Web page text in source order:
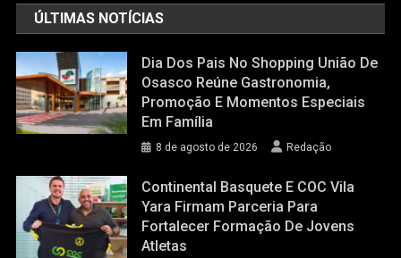
ÚLTIMAS NOTÍCIAS
Dia Dos Pais No Shopping União De
Osasco Reúne Gastronomia,
Promoção E Momentos Especiais
Em Família
8 de agosto de 2026 Redação
Continental Basquete E COC Vila
Yara Firmam Parceria Para
Fortalecer Formação De Jovens
Atletas